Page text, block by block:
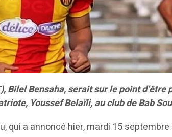
Bilel Bensaha, serait sur le point
Youssef Belaïli, au club de Bab
qui a annoncé hier, mardi 15